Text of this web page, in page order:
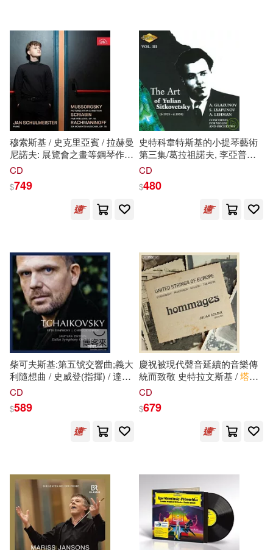
價格
範圍
穆索斯基 / 史克里亞賓 / 拉赫曼
尼諾夫: 展覽會之畫等鋼琴作品
集 / 楊.舒麥斯特 鋼琴
Rachmaninoff: Piano Works /
Jan Schulmeister)
CD
$749
史特科韋特斯基的小提琴藝術
第三集/葛拉祖諾夫, 李亞普諾
夫,雷曼 / 史特科韋特斯基(The
Vol.3:Glazunov,Lyapunov,Lehman
/ Yulian Sitkovetsky)
CD
$480
柴可夫斯基:第五號交響曲;義大
利隨想曲 / 史威登(指揮) / 達拉
斯交響樂團
& Capriccio Italien / Jaap van
Zweden(conductor)Dallas
Symphony Orchestra)
CD
$589
慶祝被現代聲音延續的音樂傳
統而致敬 史特拉文斯基 /塔芭
高娃 /哥利霍夫 朱利安.阿茲庫
(SACD)(Hommages -
Stravinsky | Golijov | Tabakova
| Mustonen / United Strings of
CD
$679